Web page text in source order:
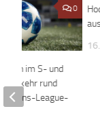
0
im S- und
rund
League-